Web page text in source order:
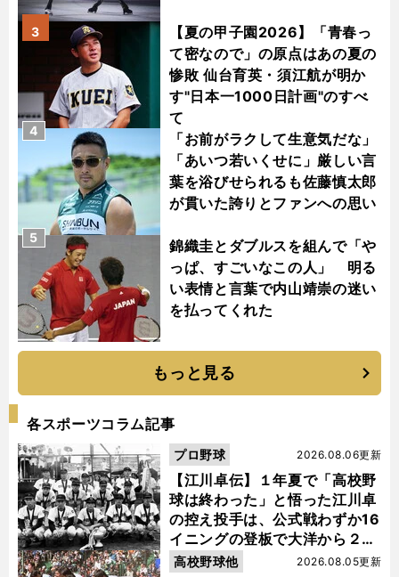
【夏の甲子園2026】「青春っ
て密なので」の原点はあの夏の
惨敗 仙台育英・須江航が明か
す"日本一1000日計画"のすべ
て
3
「お前がラクして生意気だな」
「あいつ若いくせに」厳しい言
葉を浴びせられるも佐藤慎太郎
が貫いた誇りとファンへの思い
4
錦織圭とダブルスを組んで「や
っぱ、すごいなこの人」 明る
い表情と言葉で内山靖崇の迷い
を払ってくれた
5
もっと見る
各スポーツコラム記事
【江川卓伝】１年夏で「高校野
球は終わった」と悟った江川卓
の控え投手は、公式戦わずか16
イニングの登板で大洋から２位
指名を受けた
2026.08.06更新
プロ野球
2026.08.05更新
高校野球他